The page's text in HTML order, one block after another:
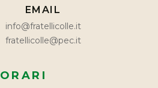
EMAIL
info@fratellicolle.it
fratellicolle@pec.it
ORARI